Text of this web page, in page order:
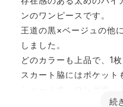
ンのワンピースです。
王道の黒×ベージュの他
しました。
どのカラーも上品で、1
スカート脇にはポケット
続